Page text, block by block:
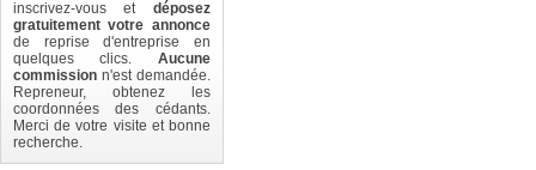
inscrivez-vous et déposez
gratuitement votre annonce
de reprise d'entreprise en
quelques clics. Aucune
commission n'est demandée.
Repreneur, obtenez les
coordonnées des cédants.
Merci de votre visite et bonne
recherche.